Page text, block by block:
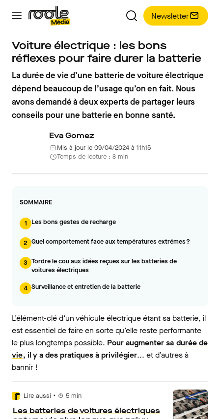
Newsletter
Voiture électrique : les bons
réflexes pour faire durer la batterie
La durée de vie d’une batterie de voiture électrique
dépend beaucoup de l’usage qu’on en fait. Nous
avons demandé à deux experts de partager leurs
conseils pour une batterie en bonne santé.
Eva Gomez
Mis à jour le 09/04/2024 à 11h15
Temps de lecture : 8 min
SOMMAIRE
1 Les bons gestes de recharge
2 Quel comportement face aux températures extrêmes ?
3 Tordre le cou aux idées reçues sur les batteries de
voitures électriques
4 Surveillance et entretien de la batterie
L’élément-clé d’un véhicule électrique étant sa batterie, il
est essentiel de faire en sorte qu’elle reste performante
le plus longtemps possible. Pour augmenter sa durée de
vie, il y a des pratiques à privilégier... et d’autres à
bannir !
Lire aussi • 5 min
Les batteries de voitures électriques